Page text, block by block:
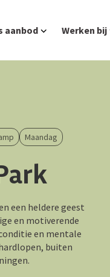
aanbod Werken bij
Maandag
een heldere geest
en motiverende
en mentale
buiten